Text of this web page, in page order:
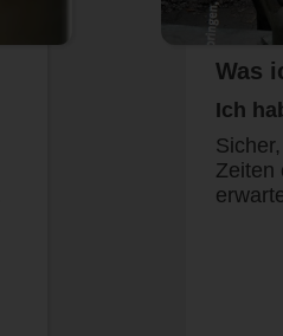
Was
Ich
Zeiten